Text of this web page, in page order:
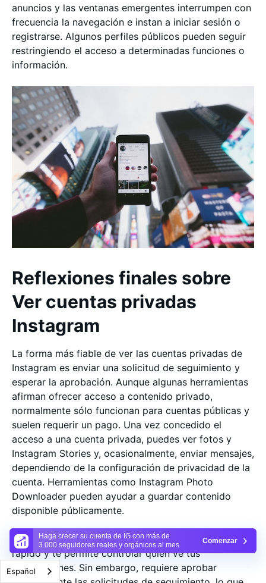
Haga crecer su cuenta de IG con más de
3.000 seguidores reales y orgánicos al mes
Comenzar
anuncios y las ventanas emergentes interrumpen con
frecuencia la navegación e instan a iniciar sesión o
registrarse. Algunos perfiles públicos pueden seguir
restringiendo el acceso a determinadas funciones o
información.
Reflexiones finales sobre
Ver cuentas privadas
Instagram
La forma más fiable de ver las cuentas privadas de
Instagram es enviar una solicitud de seguimiento y
esperar la aprobación. Aunque algunas herramientas
afirman ofrecer acceso a contenido privado,
normalmente sólo funcionan para cuentas públicas y
suelen requerir un pago. Una vez concedido el
acceso a una cuenta privada, puedes ver fotos y
Instagram Stories y, ocasionalmente, enviar mensajes,
dependiendo de la configuración de privacidad de la
cuenta. Herramientas como Instagram Photo
Downloader pueden ayudar a guardar contenido
disponible públicamente.
Configurar tu cuenta de Instagram como privada es
rápido y te permite controlar quién ve tus
publicaciones. Sin embargo, requiere aprobar
Español